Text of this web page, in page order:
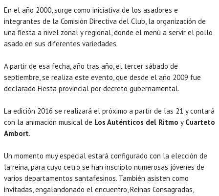
En el año 2000, surge como iniciativa de los asadores e
integrantes de la Comisión Directiva del Club, la organización de
una fiesta a nivel zonal y regional, donde el menú a servir el pollo
asado en sus diferentes variedades.
A partir de esa fecha, año tras año, el tercer sábado de
septiembre, se realiza este evento, que desde el año 2009 fue
declarado Fiesta provincial por decreto gubernamental.
La edición 2016 se realizará el próximo a partir de las 21 y contará
con la animación musical de Los Auténticos del Ritmo y Cuarteto
Ambort.
Un momento muy especial estará configurado con la elección de
la reina, para cuyo cetro se han inscripto numerosas jóvenes de
varios departamentos santafesinos. También asisten como
invitadas, engalandonado el encuentro, Reinas Consagradas,